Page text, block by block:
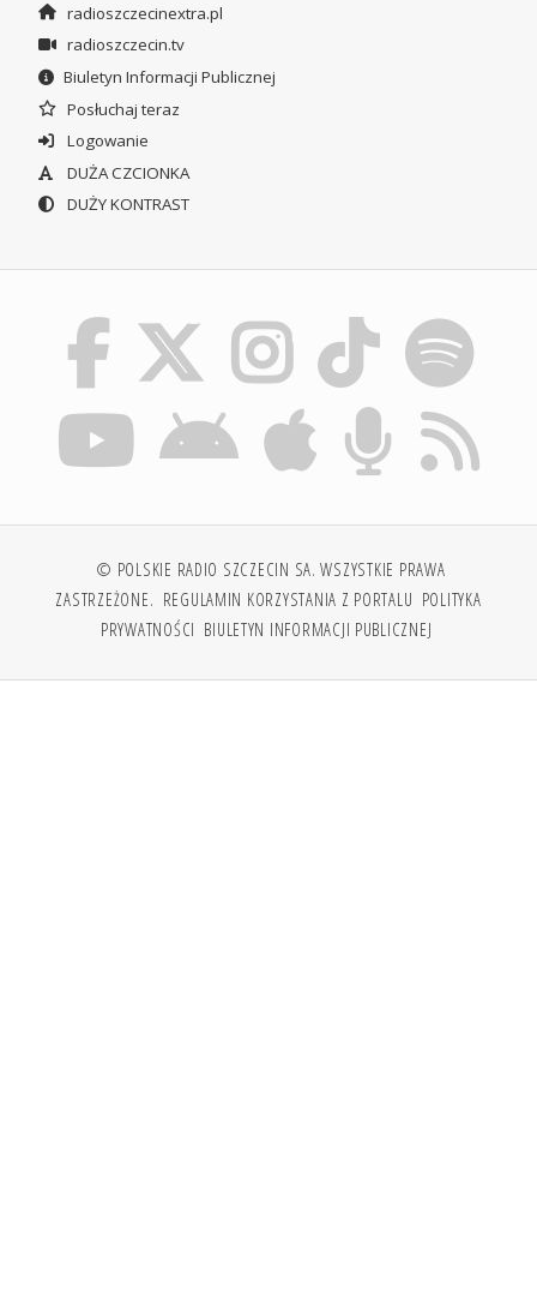
radioszczecinextra.pl
radioszczecin.tv
Biuletyn Informacji Publicznej
Posłuchaj teraz
Logowanie
DUŻA CZCIONKA
DUŻY KONTRAST
© POLSKIE RADIO SZCZECIN SA. WSZYSTKIE PRAWA
ZASTRZEŻONE. REGULAMIN KORZYSTANIA Z PORTALU POLITYKA
PRYWATNOŚCI BIULETYN INFORMACJI PUBLICZNEJ